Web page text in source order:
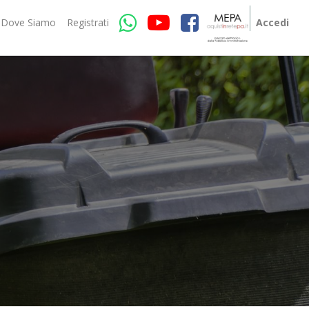
Dove Siamo Registrati Accedi